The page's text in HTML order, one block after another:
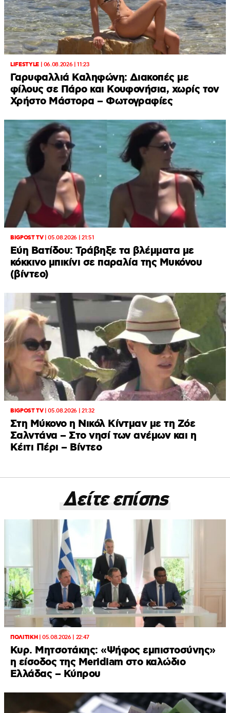
LIFESTYLE| 06.08.2026 | 11:23
Γαρυφαλλιά Καληφώνη: Διακοπές με
φίλους σε Πάρο και Κουφονήσια, χωρίς τον
Χρήστο Μάστορα – Φωτογραφίες
BIGPOST TV|05.08.2026 | 21:51
Εύη Βατίδου: Τράβηξε τα βλέμματα με
κόκκινο μπικίνι σε παραλία της Μυκόνου
(βίντεο)
BIGPOST TV|05.08.2026 | 21:32
Στη Μύκονο η Νικόλ Κίντμαν με τη Ζόε
Σαλντάνα – Στο νησί των ανέμων και η
Κέιτι Πέρι – Βίντεο
Δείτε επίσης
ΠΟΛΙΤΙΚΗ|05.08.2026 | 22:47
Κυρ. Μητσοτάκης: «Ψήφος εμπιστοσύνης»
η είσοδος της Meridiam στο καλώδιο
Ελλάδας – Κύπρου